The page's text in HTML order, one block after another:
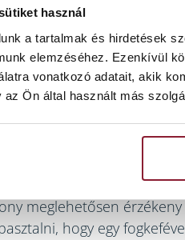
használ
a tartalmak és hirdetések
elemzéséhez. Ezenkívül
vonatkozó adatait, akik
Ön által használt más
az alsó fogsorom még
sokkal nagyobb gond,
vagyok biztos, hogy a
az egyébként is gyulladt,
amivel
egyébként néhány
feltétele után
meglehetősen érzékeny
hogy egy